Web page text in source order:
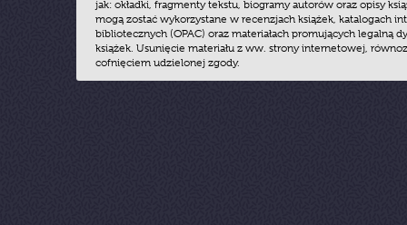
jak: okładki, fragmenty tekstu, biogramy autorów oraz opisy
mogą zostać wykorzystane w recenzjach książek, katalogach
bibliotecznych (OPAC) oraz materiałach promujących legalną
książek. Usunięcie materiału z ww. strony internetowej,
cofnięciem udzielonej zgody.